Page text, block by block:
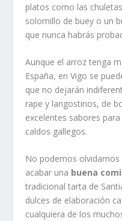
platos como las
solomillo de buey o un
que nunca habrás
Aunque el arroz tenga
España, en Vigo se
que no dejarán
rape y langostinos, de
excelentes sabores
caldos gallegos.
No podemos
acabar una buena
tradicional tarta de
dulces de elaboración
cualquiera de los